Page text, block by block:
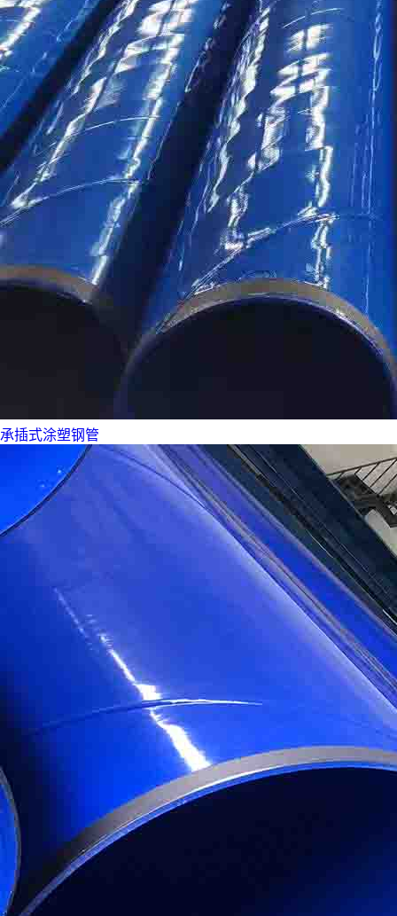
承插式涂塑钢管